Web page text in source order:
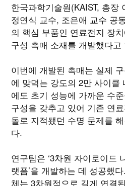
한국과학기술원(KAIST, 총장
정연식 교수, 조은애 교수 공
의 핵심 부품인 연료전지 장
구성 촉매 소재를 개발했다고
이번에 개발된 촉매는 실제
에 맞먹는 강도의 2만 사이클
에도 초기 성능에 가까운 수
구성을 갖추고 있어 기존 연
돌로 지적됐던 수명 문제를
다.
연구팀은 ‘3차원 자이로이드
랫폼’을 개발하는 데 성공했
체는 3차원적으로 길게 연결